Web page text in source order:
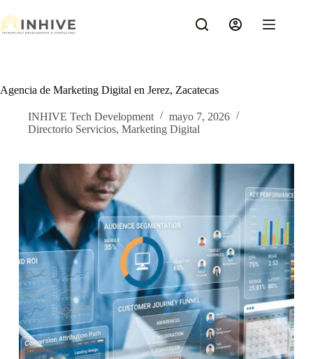
al
contenido
Agencia de Marketing Digital en Jerez, Zacatecas
INHIVE Tech Development
mayo 7, 2026
Directorio Servicios, Marketing Digital